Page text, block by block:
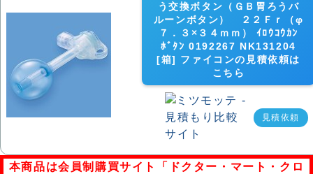
う交換ボタン（ＧＢ胃ろうバ
ルーンボタン） ２２Ｆｒ（φ
７．３×３４ｍｍ） ｲﾛｳｺｳｶﾝ
ﾎﾞﾀﾝ 0192267 NK131204
[箱] ファイコンの見積依頼は
こちら
見積依頼
本商品は会員制購買サイト「ドクター・マート・クロ